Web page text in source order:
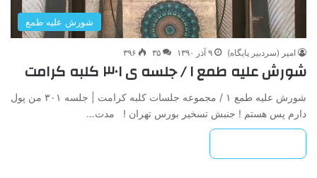
شورش علیه طمع
امیر (سردبیر پایگاه) ۹ آذر ۱۳۹۰ ۳۵ ۳۹۶
شورش علیه طمع ۱ / جلسه ی ۳۰۱ کلبه کرامت
شورش علیه طمع ۱ / مجموعه جلسات کلبه کرامت | جلسه ۳۰۱ من پول
دارم پس هستم ! جنبش تسخیر بورس تهران ! مدت…